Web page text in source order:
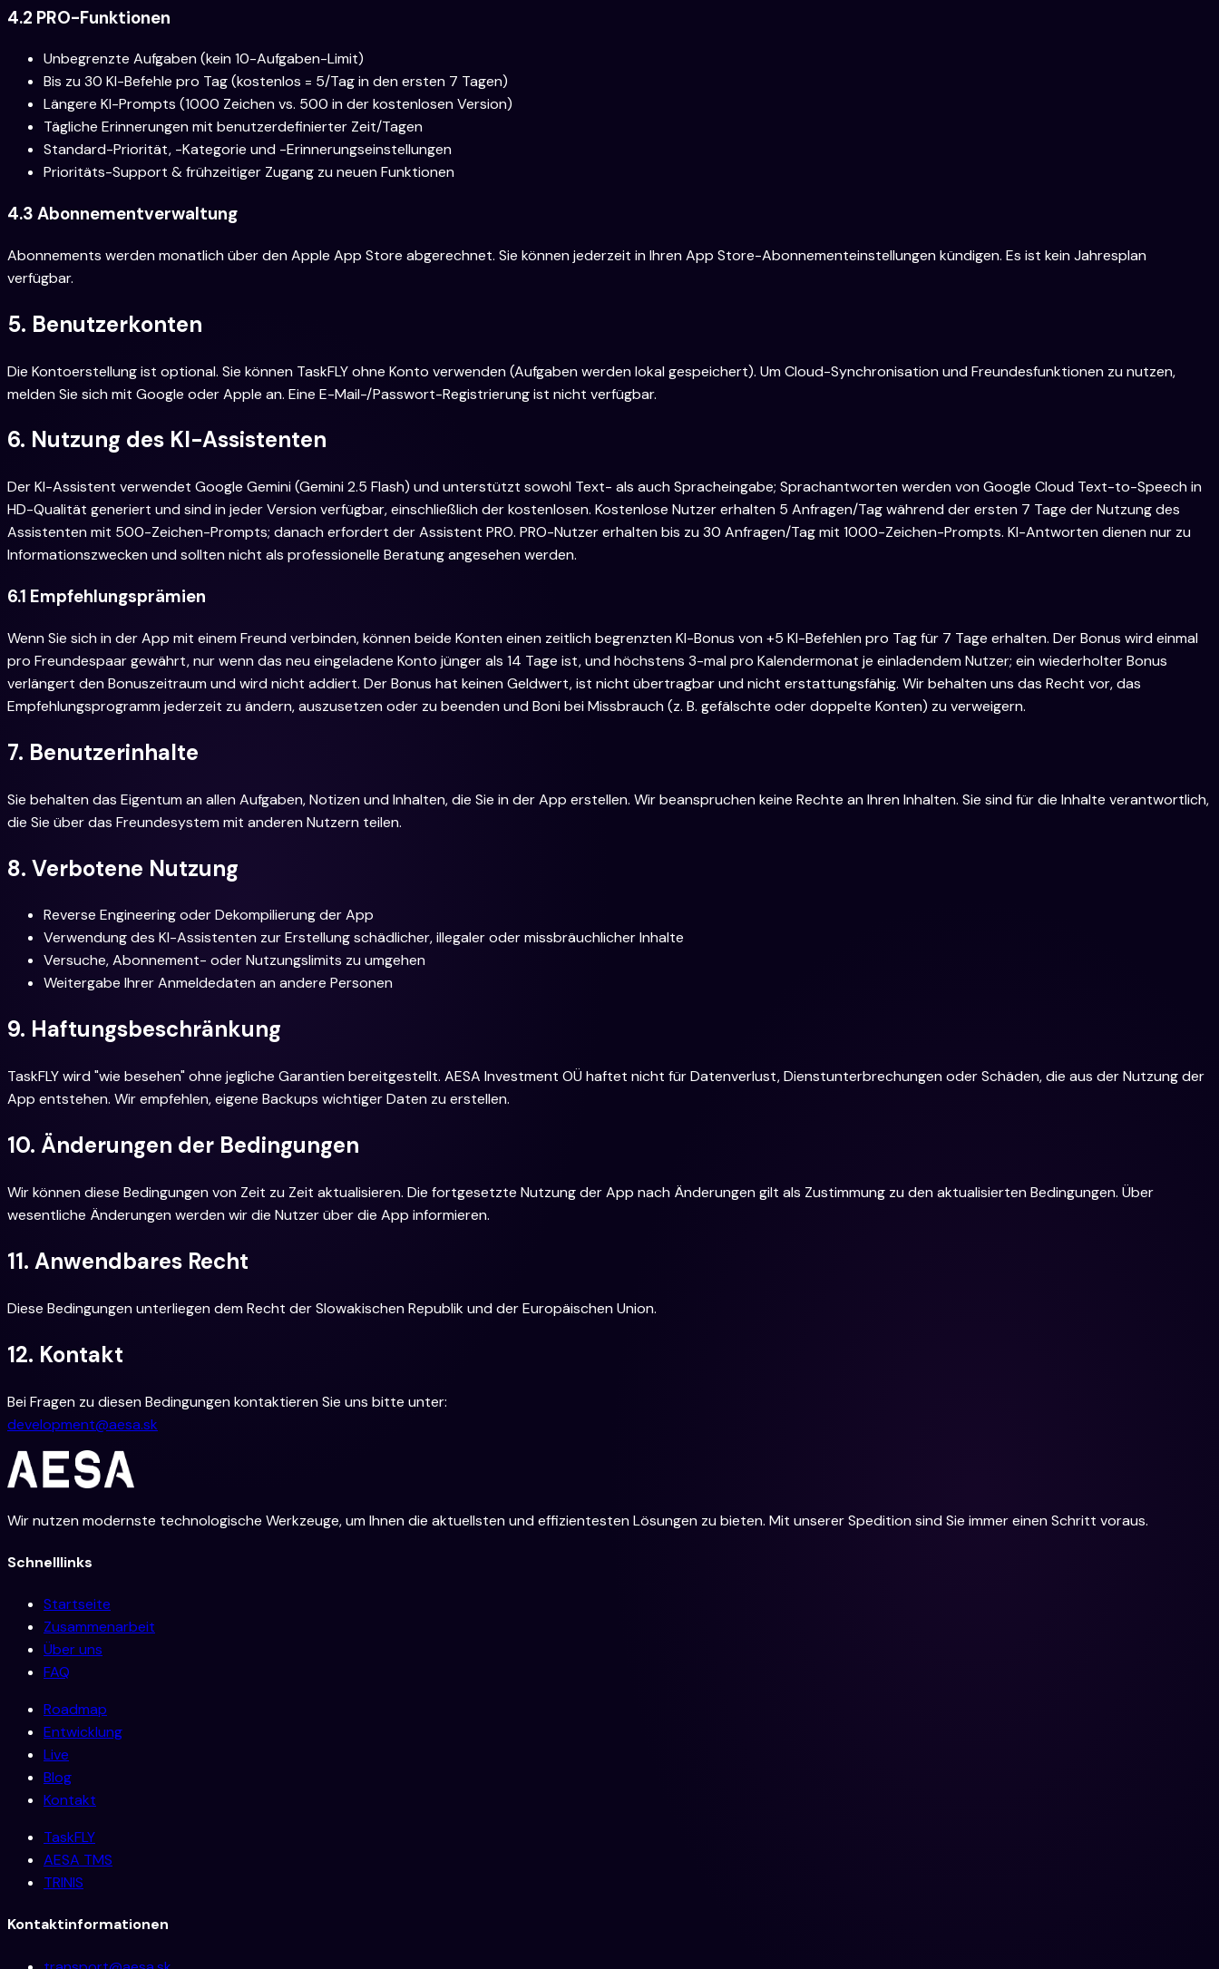
4.2 PRO-Funktionen
Unbegrenzte Aufgaben (kein 10-Aufgaben-Limit)
Bis zu 30 KI-Befehle pro Tag (kostenlos = 5/Tag in den ersten 7 Tagen)
Längere KI-Prompts (1000 Zeichen vs. 500 in der kostenlosen Version)
Tägliche Erinnerungen mit benutzerdefinierter Zeit/Tagen
Standard-Priorität, -Kategorie und -Erinnerungseinstellungen
Prioritäts-Support & frühzeitiger Zugang zu neuen Funktionen
4.3 Abonnementverwaltung
Abonnements werden monatlich über den Apple App Store abgerechnet. Sie können jederzeit in Ihren App Store-Abonnementeinstellungen kündigen. Es ist kein Jahresplan
verfügbar.
5. Benutzerkonten
Die Kontoerstellung ist optional. Sie können TaskFLY ohne Konto verwenden (Aufgaben werden lokal gespeichert). Um Cloud-Synchronisation und Freundesfunktionen zu nutzen,
melden Sie sich mit Google oder Apple an. Eine E-Mail-/Passwort-Registrierung ist nicht verfügbar.
6. Nutzung des KI-Assistenten
Der KI-Assistent verwendet Google Gemini (Gemini 2.5 Flash) und unterstützt sowohl Text- als auch Spracheingabe; Sprachantworten werden von Google Cloud Text-to-Speech in
HD-Qualität generiert und sind in jeder Version verfügbar, einschließlich der kostenlosen. Kostenlose Nutzer erhalten 5 Anfragen/Tag während der ersten 7 Tage der Nutzung des
Assistenten mit 500-Zeichen-Prompts; danach erfordert der Assistent PRO. PRO-Nutzer erhalten bis zu 30 Anfragen/Tag mit 1000-Zeichen-Prompts. KI-Antworten dienen nur zu
Informationszwecken und sollten nicht als professionelle Beratung angesehen werden.
6.1 Empfehlungsprämien
Wenn Sie sich in der App mit einem Freund verbinden, können beide Konten einen zeitlich begrenzten KI-Bonus von +5 KI-Befehlen pro Tag für 7 Tage erhalten. Der Bonus wird einmal
pro Freundespaar gewährt, nur wenn das neu eingeladene Konto jünger als 14 Tage ist, und höchstens 3-mal pro Kalendermonat je einladendem Nutzer; ein wiederholter Bonus
verlängert den Bonuszeitraum und wird nicht addiert. Der Bonus hat keinen Geldwert, ist nicht übertragbar und nicht erstattungsfähig. Wir behalten uns das Recht vor, das
Empfehlungsprogramm jederzeit zu ändern, auszusetzen oder zu beenden und Boni bei Missbrauch (z. B. gefälschte oder doppelte Konten) zu verweigern.
7. Benutzerinhalte
Sie behalten das Eigentum an allen Aufgaben, Notizen und Inhalten, die Sie in der App erstellen. Wir beanspruchen keine Rechte an Ihren Inhalten. Sie sind für die Inhalte verantwortlich,
die Sie über das Freundesystem mit anderen Nutzern teilen.
8. Verbotene Nutzung
Reverse Engineering oder Dekompilierung der App
Verwendung des KI-Assistenten zur Erstellung schädlicher, illegaler oder missbräuchlicher Inhalte
Versuche, Abonnement- oder Nutzungslimits zu umgehen
Weitergabe Ihrer Anmeldedaten an andere Personen
9. Haftungsbeschränkung
TaskFLY wird "wie besehen" ohne jegliche Garantien bereitgestellt. AESA Investment OÜ haftet nicht für Datenverlust, Dienstunterbrechungen oder Schäden, die aus der Nutzung der
App entstehen. Wir empfehlen, eigene Backups wichtiger Daten zu erstellen.
10. Änderungen der Bedingungen
Wir können diese Bedingungen von Zeit zu Zeit aktualisieren. Die fortgesetzte Nutzung der App nach Änderungen gilt als Zustimmung zu den aktualisierten Bedingungen. Über
wesentliche Änderungen werden wir die Nutzer über die App informieren.
11. Anwendbares Recht
Diese Bedingungen unterliegen dem Recht der Slowakischen Republik und der Europäischen Union.
12. Kontakt
Bei Fragen zu diesen Bedingungen kontaktieren Sie uns bitte unter:
development@aesa.sk
Wir nutzen modernste technologische Werkzeuge, um Ihnen die aktuellsten und effizientesten Lösungen zu bieten. Mit unserer Spedition sind Sie immer einen Schritt voraus.
Schnelllinks
Startseite
Zusammenarbeit
Über uns
FAQ
Roadmap
Entwicklung
Live
Blog
Kontakt
TaskFLY
AESA TMS
TRINIS
Kontaktinformationen